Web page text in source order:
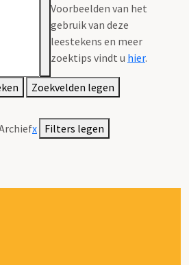
Voorbeelden van het
gebruik van deze
leestekens en meer
zoektips vindt u hier.
Zoekvelden legen
x Filters legen